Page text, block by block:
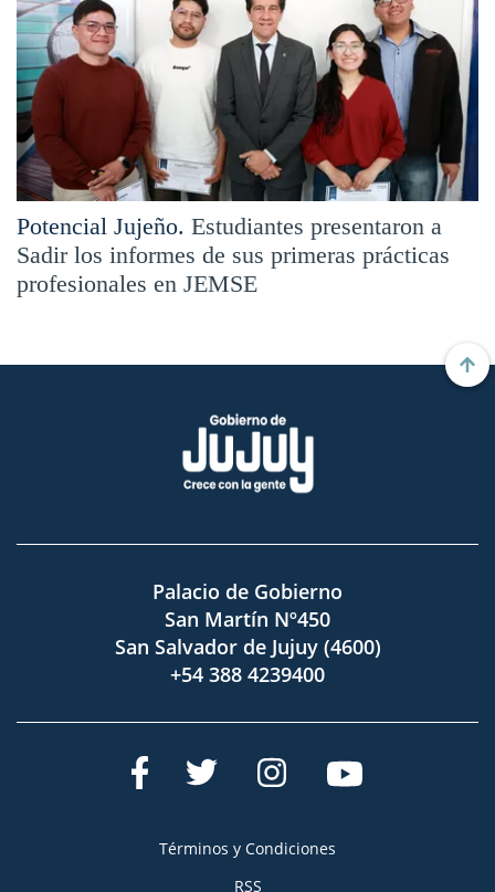
Potencial Jujeño. Estudiantes presentaron a
Sadir los informes de sus primeras prácticas
profesionales en JEMSE
Palacio de Gobierno
San Martín Nº450
San Salvador de Jujuy (4600)
+54 388 4239400
Términos y Condiciones
RSS